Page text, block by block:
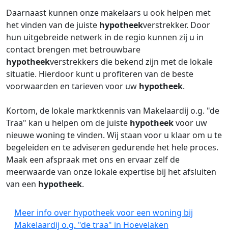
Daarnaast kunnen onze makelaars u ook helpen met
het vinden van de juiste hypotheekverstrekker. Door
hun uitgebreide netwerk in de regio kunnen zij u in
contact brengen met betrouwbare
hypotheekverstrekkers die bekend zijn met de lokale
situatie. Hierdoor kunt u profiteren van de beste
voorwaarden en tarieven voor uw hypotheek.
Kortom, de lokale marktkennis van Makelaardij o.g. "de
Traa" kan u helpen om de juiste hypotheekvoor uw
nieuwe woning te vinden. Wij staan voor u klaar om u te
begeleiden en te adviseren gedurende het hele proces.
Maak een afspraak met ons en ervaar zelf de
meerwaarde van onze lokale expertise bij het afsluiten
van een hypotheek.
Meer info over hypotheek voor een woning bij
Makelaardij o.g. "de traa" in Hoevelaken